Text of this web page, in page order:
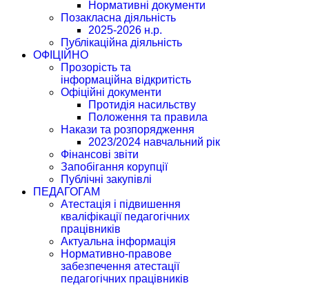
Нормативні документи
Позакласна діяльність
2025-2026 н.р.
Публікаційна діяльність
ОФІЦІЙНО
Прозорість та
інформаційна відкритість
Офіційні документи
Протидія насильству
Положення та правила
Накази та розпорядження
2023/2024 навчальний рік
Фінансові звіти
Запобігання корупції
Публічні закупівлі
ПЕДАГОГАМ
Атестація і підвишення
кваліфікації педагогічних
працівників
Актуальна інформація
Нормативно-правове
забезпечення атестації
педагогічних працівників